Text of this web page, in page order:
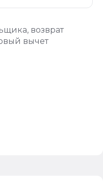
, возврат
вычет